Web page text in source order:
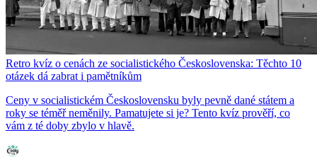
Retro kvíz o cenách ze socialistického Československa: Těchto 10
otázek dá zabrat i pamětníkům
Ceny v socialistickém Československu byly pevně dané státem a
roky se téměř neměnily. Pamatujete si je? Tento kvíz prověří, co
vám z té doby zbylo v hlavě.